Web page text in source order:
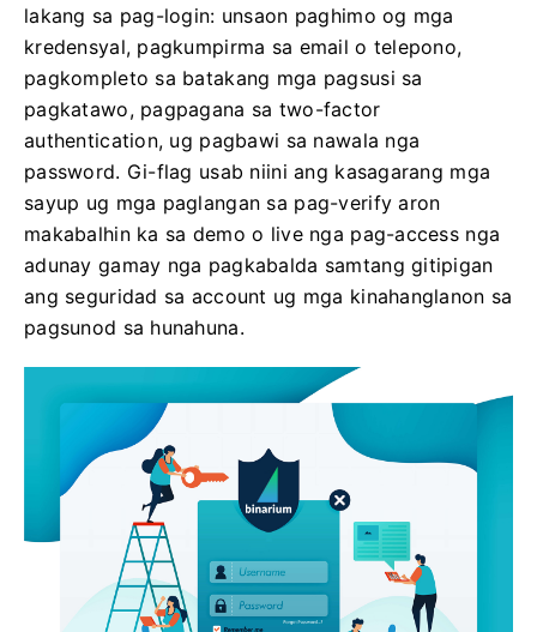
lakang sa pag-login: unsaon paghimo og mga
kredensyal, pagkumpirma sa email o telepono,
pagkompleto sa batakang mga pagsusi sa
pagkatawo, pagpagana sa two-factor
authentication, ug pagbawi sa nawala nga
password. Gi-flag usab niini ang kasagarang mga
sayup ug mga paglangan sa pag-verify aron
makabalhin ka sa demo o live nga pag-access nga
adunay gamay nga pagkabalda samtang gitipigan
ang seguridad sa account ug mga kinahanglanon sa
pagsunod sa hunahuna.